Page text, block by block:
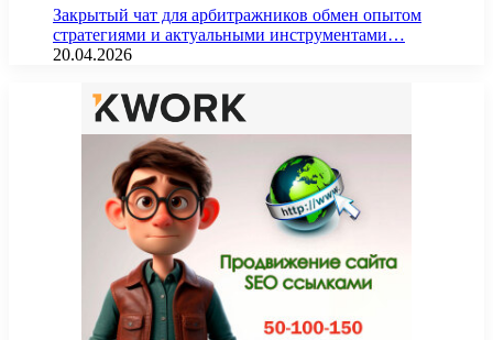
Закрытый чат для арбитражников обмен опытом
стратегиями и актуальными инструментами…
20.04.2026